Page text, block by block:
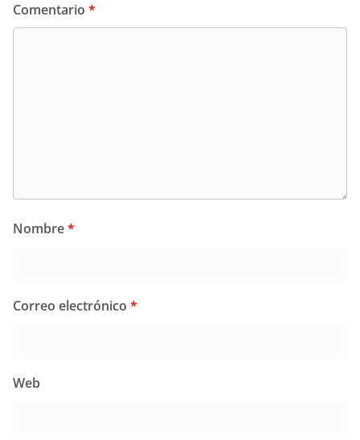
Comentario *
Nombre*
Correo electrónico *
Web